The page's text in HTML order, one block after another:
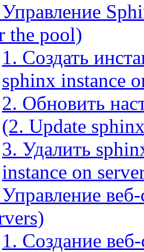
the pool)
1. Создать
sphinx instance
2. Обновить
(2. Update
3. Удалить
instance on
1. Создание